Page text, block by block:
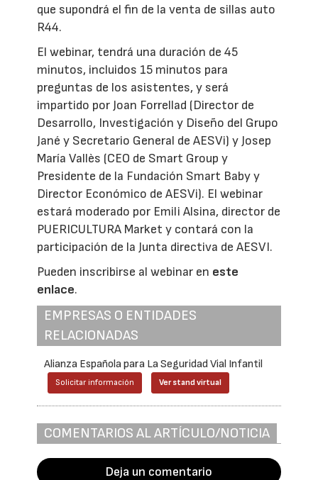
que supondrá el fin de la venta de sillas auto
R44.
El webinar, tendrá una duración de 45
minutos, incluidos 15 minutos para
preguntas de los asistentes, y será
impartido por Joan Forrellad (Director de
Desarrollo, Investigación y Diseño del Grupo
Jané y Secretario General de AESVi) y Josep
María Vallès (CEO de Smart Group y
Presidente de la Fundación Smart Baby y
Director Económico de AESVi). El webinar
estará moderado por Emili Alsina, director de
PUERICULTURA Market y contará con la
participación de la Junta directiva de AESVI.
Pueden inscribirse al webinar en este
enlace.
EMPRESAS O ENTIDADES
RELACIONADAS
Alianza Española para La Seguridad Vial Infantil
Solicitar información Ver stand virtual
COMENTARIOS AL ARTÍCULO/NOTICIA
Deja un comentario